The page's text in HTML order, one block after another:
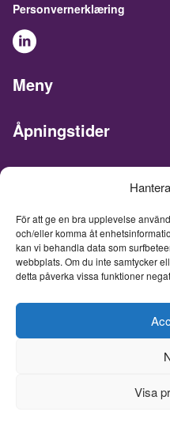
För att ge en bra upplevelse
och/eller komma åt
kan vi behandla data som
webbplats. Om du inte samtycker
detta påverka vissa funktioner
Visa
Personvernerklæring
Meny
Åpningstider
Live Expo arrangerer messer,
det skandinaviske markedet.
Vi matcher mennesker og
nettverke og inspirere
Sveriges mest erfarne
som har lansert over hundre
ledende innen sine respektive
tar messemediets til et helt
er Live Expo et heleid
internasjonalt selskap som
events i 16 land og driver åtte